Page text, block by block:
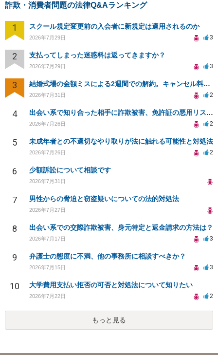
詐欺・消費者問題の法律Q&Aランキング
1 スクール規定変更前の入会者に新規定は適用されるのか
2026年7月29日 3
2 支払ってしまった迷惑料は返ってきますか？
2026年7月29日 3
3 結婚式場の金額ミスによる2週間での解約。キャンセル料10万円の免除は可能か。
2026年7月31日 2
4 出会い系で知り合った相手に詐欺被害、免許証の悪用リスクと対策。
2026年7月26日 2
5 未成年者との不適切なやり取りが法に触れる可能性と対処法
2026年7月26日 2
6 少額訴訟について相談です
2026年7月31日
7 男性からの脅迫と窃盗疑いについての法的対処法
2026年7月27日
8 出会い系での交際詐欺被害、身元特定と返金請求の方法は？
2026年7月17日 3
9 弁護士の態度に不満、他の事務所に相談すべきか？
2026年7月15日 3
10 大学費用支払い拒否の可否と対処法について知りたい
2026年7月22日 2
もっと見る